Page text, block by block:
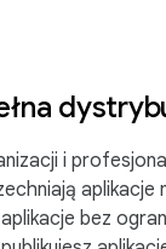
i
aplikacje
bez